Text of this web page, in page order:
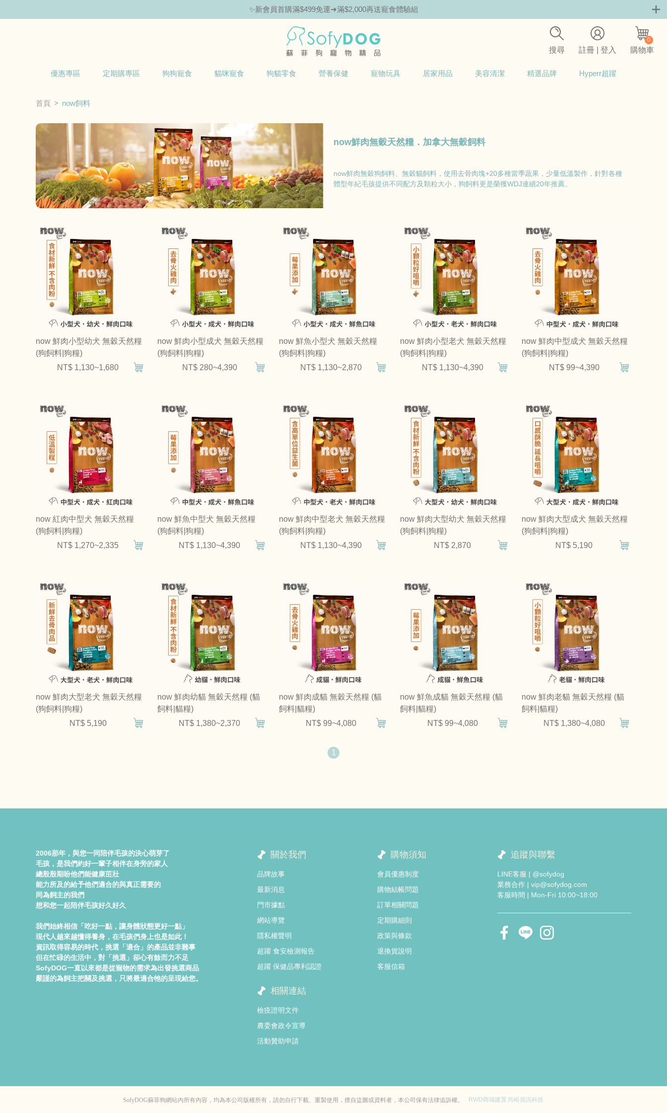
✨新會員首購滿$499免運➜滿$2,000再送寵食體驗組
搜尋 註冊 | 登入
0
購物車
優惠專區 定期購專區 狗狗寵食 貓咪寵食 狗貓零食 營養保健 寵物玩具 居家用品 美容清潔 精選品牌 Hyperr超躍
首頁 now飼料
now鮮肉無穀天然糧．加拿大無穀飼料
now鮮肉無穀狗飼料、無穀貓飼料，使用去骨肉塊+20多種當季蔬果，少量低溫製作，針對各種
體型年紀毛孩提供不同配方及顆粒大小，狗飼料更是榮獲WDJ連續20年推薦。
now 鮮肉小型幼犬 無穀天然糧
(狗飼料|狗糧)
NT$ 1,130~1,680
now 鮮肉小型成犬 無穀天然糧
(狗飼料|狗糧)
NT$ 280~4,390
now 鮮魚小型犬 無穀天然糧
(狗飼料|狗糧)
NT$ 1,130~2,870
now 鮮肉小型老犬 無穀天然糧
(狗飼料|狗糧)
NT$ 1,130~4,390
now 鮮肉中型成犬 無穀天然糧
(狗飼料|狗糧)
NT$ 99~4,390
now 紅肉中型犬 無穀天然糧
(狗飼料|狗糧)
NT$ 1,270~2,335
now 鮮魚中型犬 無穀天然糧
(狗飼料|狗糧)
NT$ 1,130~4,390
now 鮮肉中型老犬 無穀天然糧
(狗飼料|狗糧)
NT$ 1,130~4,390
now 鮮肉大型幼犬 無穀天然糧
(狗飼料|狗糧)
NT$ 2,870
now 鮮肉大型成犬 無穀天然糧
(狗飼料|狗糧)
NT$ 5,190
now 鮮肉大型老犬 無穀天然糧
(狗飼料|狗糧)
NT$ 5,190
now 鮮肉幼貓 無穀天然糧 (貓
飼料|貓糧)
NT$ 1,380~2,370
now 鮮肉成貓 無穀天然糧 (貓
飼料|貓糧)
NT$ 99~4,080
now 鮮魚成貓 無穀天然糧 (貓
飼料|貓糧)
NT$ 99~4,080
now 鮮肉老貓 無穀天然糧 (貓
飼料|貓糧)
NT$ 1,380~4,080
1
2006那年，與您一同陪伴毛孩的決心萌芽了
毛孩，是我們約好一輩子相伴在身旁的家人
總殷殷期盼他們能健康茁壯
能力所及的給予他們適合的與真正需要的
同為飼主的我們
想和您一起陪伴毛孩好久好久
我們始終相信「吃好一點，讓身體狀態更好一點」
現代人越來越懂得養身，在毛孩們身上也是如此！
資訊取得容易的時代，挑選「適合」的產品並非難事
但在忙碌的生活中，對「挑選」卻心有餘而力不足
SofyDOG一直以來都是從寵物的需求為出發挑選商品
嚴謹的為飼主把關及挑選，只將最適合牠的呈現給您。
關於我們
品牌故事
最新消息
門市據點
網站導覽
隱私權聲明
超躍 食安檢測報告
超躍 保健品專利認證
購物須知
會員優惠制度
購物結帳問題
訂單相關問題
定期購細則
政策與條款
退換貨說明
客服信箱
相關連結
檢疫證明文件
農委會政令宣導
活動贊助申請
追蹤與聯繫
LINE客服 | @sofydog
業務合作 | vip@sofydog.com
客服時間 | Mon-Fri 10:00~18:00
SofyDOG蘇菲狗網站內所有內容，均為本公司版權所有，請勿自行下載、重製使用，擅自盜圖或資料者，本公司保有法律追訴權。 RWD商城建置 尚峪資訊科技